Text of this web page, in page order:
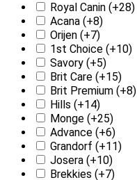
Royal Canin (+28)
Acana (+8)
Orijen (+7)
1st Choice (+10)
Savory (+5)
Brit Care (+15)
Brit Premium (+8)
Hills (+14)
Monge (+25)
Advance (+6)
Grandorf (+11)
Josera (+10)
Brekkies (+7)